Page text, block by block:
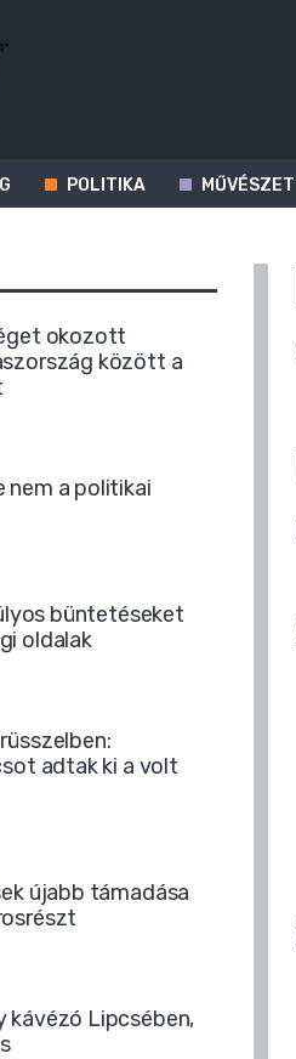
POLITIKA MŰVÉSZET
okozott
között a
nem a politikai
büntetéseket
oldalak
adtak ki a volt
újabb támadása
kávézó Lipcsében,